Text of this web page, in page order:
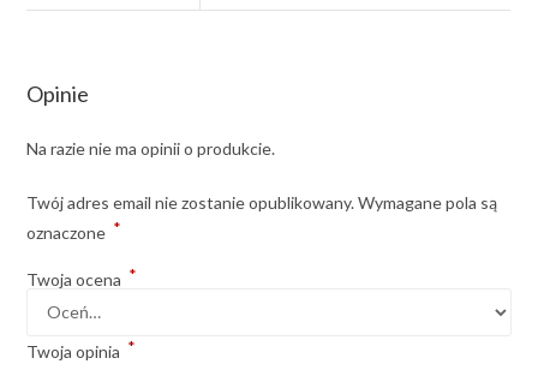
Opinie
Na razie nie ma opinii o produkcie.
Twój adres email nie zostanie opublikowany. Wymagane pola są
oznaczone *
Twoja ocena *
Twoja opinia *